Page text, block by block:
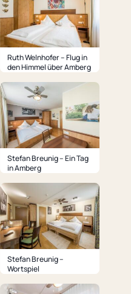
Ruth Welnhofer – Flug in
den Himmel über Amberg
Stefan Breunig – Ein Tag
in Amberg
Stefan Breunig –
Wortspiel